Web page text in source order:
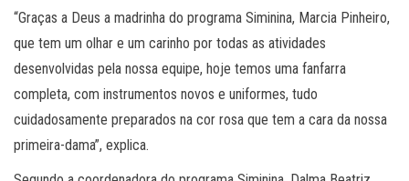
“Graças a Deus a madrinha do programa Siminina, Marcia Pinheiro,
que tem um olhar e um carinho por todas as atividades
desenvolvidas pela nossa equipe, hoje temos uma fanfarra
completa, com instrumentos novos e uniformes, tudo
cuidadosamente preparados na cor rosa que tem a cara da nossa
primeira-dama”, explica.